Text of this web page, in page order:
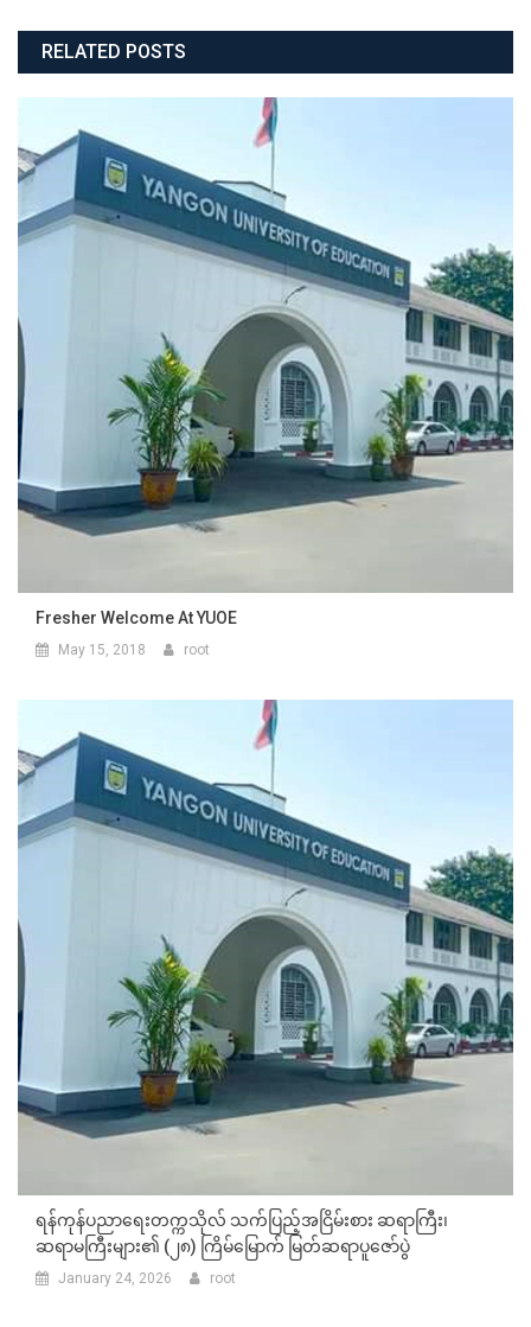
navigation
RELATED POSTS
Fresher Welcome At YUOE
May 15, 2018 root
ရန်ကုန်ပညာရေးတက္ကသိုလ် သက်ပြည့်အငြိမ်းစား ဆရာကြီး၊
ဆရာမကြီးများ၏ (၂၈) ကြိမ်မြောက် မြတ်ဆရာပူဇော်ပွဲ
January 24, 2026 root